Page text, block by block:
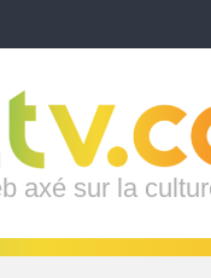
axé sur la